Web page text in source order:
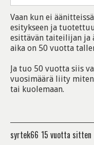
Vaan kun ei
esitykseen ja
esittävän taiteilijan ja
aika on 50 vuotta
Ja tuo 50 vuotta siis
vuosimäärä liity
tai kuolemaan.
syrtek66 15 vuotta sitten